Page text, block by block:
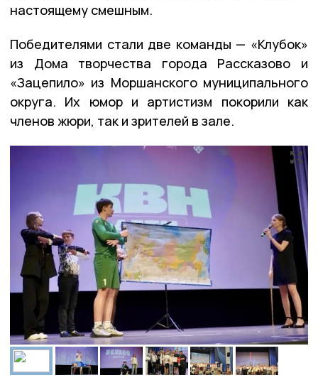
настоящему смешным.
Победителями стали две команды — «Клубок»
из Дома творчества города Рассказово и
«Зацепило» из Моршанского муниципального
округа. Их юмор и артистизм покорили как
членов жюри, так и зрителей в зале.